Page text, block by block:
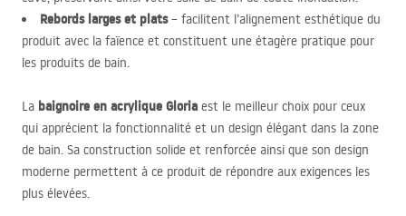
Rebords larges et plats– facilitent l’alignement esthétique du
produit avec la faïence et constituent une étagère pratique pour
les produits de bain.
La baignoire en acrylique Gloria est le meilleur choix pour ceux
qui apprécient la fonctionnalité et un design élégant dans la zone
de bain. Sa construction solide et renforcée ainsi que son design
moderne permettent à ce produit de répondre aux exigences les
plus élevées.